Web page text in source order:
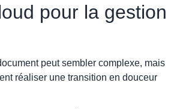
pour la gestion
peut sembler complexe, mais
réaliser une transition en douceur